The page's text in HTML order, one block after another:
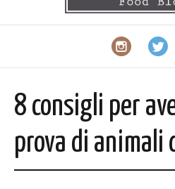
8 consigli per
prova di animali